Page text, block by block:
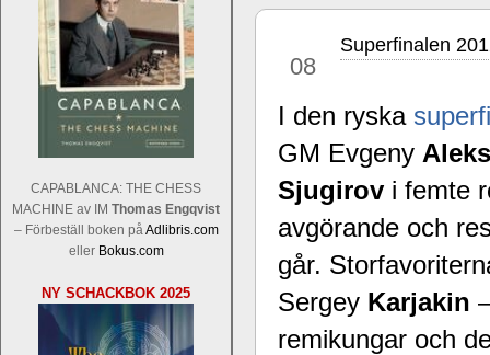
CAPABLANCA: THE CHESS
MACHINE av IM Thomas Engqvist
– Förbeställ boken påAdlibris.com
eller Bokus.com
NY SCHACKBOK 2025
Sverigemästarklassen och övriga
Sverigemästartiteln och dessa är i
Martin Lokander, GM Tiger Hillarp
SM-gruppen är i år stark och
Elit: IM Michael Wiedenkeller, IM
Lindberg, FM Joar Östlund, FM
Östlund som är en starkt
08
Superfinalen
I den ryska
GM Evgeny
Sjugirov i femte
avgörande och
går.
Sergey Karjakin
remikungar och